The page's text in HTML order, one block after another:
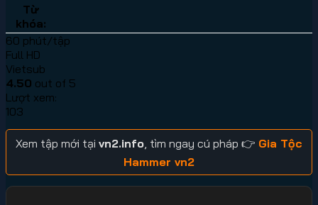
Từ
khóa:
60 phút/tập
Full HD
Vietsub
4.50 out of 5
Lượt xem:
103
Xem tập mới tại vn2.info , tìm ngay cú pháp 👉 Gia Tộc
Hammer vn2